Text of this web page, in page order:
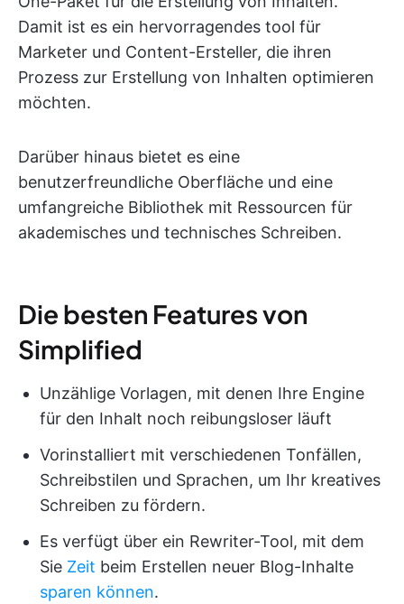
Damit ist es ein hervorragendes tool für
Marketer und Content-Ersteller, die ihren
Prozess zur Erstellung von Inhalten optimieren
möchten.
Darüber hinaus bietet es eine
benutzerfreundliche Oberfläche und eine
umfangreiche Bibliothek mit Ressourcen für
akademisches und technisches Schreiben.
Die besten Features von
Simplified
Unzählige Vorlagen, mit denen Ihre Engine
für den Inhalt noch reibungsloser läuft
Vorinstalliert mit verschiedenen Tonfällen,
Schreibstilen und Sprachen, um Ihr kreatives
Schreiben zu fördern.
Es verfügt über ein Rewriter-Tool, mit dem
Sie Zeit beim Erstellen neuer Blog-Inhalte
sparen können.